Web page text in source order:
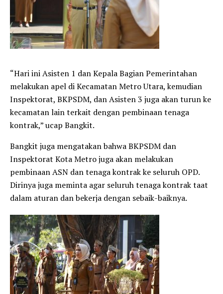
“Hari ini Asisten 1 dan Kepala Bagian Pemerintahan
melakukan apel di Kecamatan Metro Utara, kemudian
Inspektorat, BKPSDM, dan Asisten 3 juga akan turun ke
kecamatan lain terkait dengan pembinaan tenaga
kontrak,” ucap Bangkit.
Bangkit juga mengatakan bahwa BKPSDM dan
Inspektorat Kota Metro juga akan melakukan
pembinaan ASN dan tenaga kontrak ke seluruh OPD.
Dirinya juga meminta agar seluruh tenaga kontrak taat
dalam aturan dan bekerja dengan sebaik-baiknya.